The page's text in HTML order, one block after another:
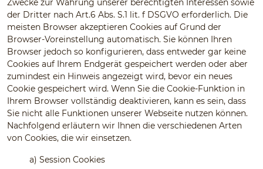
Zwecke zur Wahrung unserer berechtigten Interessen sowie
der Dritter nach Art.6 Abs. S.1 lit. f DSGVO erforderlich. Die
meisten Browser akzeptieren Cookies auf Grund der
Browser-Voreinstellung automatisch. Sie können Ihren
Browser jedoch so konfigurieren, dass entweder gar keine
Cookies auf Ihrem Endgerät gespeichert werden oder aber
zumindest ein Hinweis angezeigt wird, bevor ein neues
Cookie gespeichert wird. Wenn Sie die Cookie-Funktion in
Ihrem Browser vollständig deaktivieren, kann es sein, dass
Sie nicht alle Funktionen unserer Webseite nutzen können.
Nachfolgend erläutern wir Ihnen die verschiedenen Arten
von Cookies, die wir einsetzen.
a) Session Cookies